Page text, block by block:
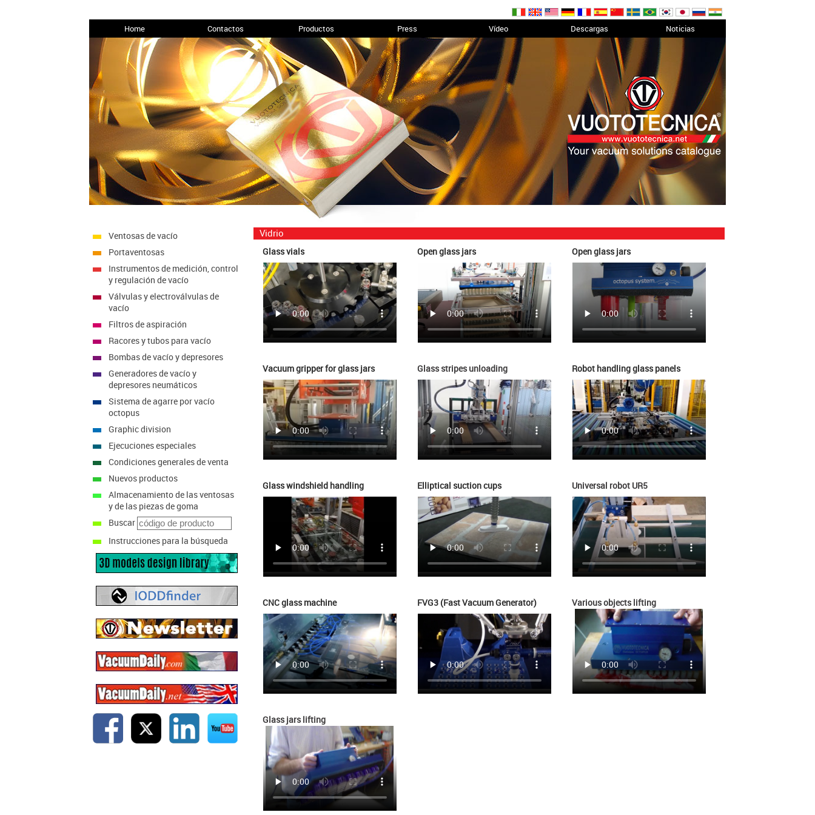
Home Contactos Productos Press Vídeo Descargas Noticias
Ventosas de vacío
Portaventosas
Instrumentos de medición, control
y regulación de vacío
Válvulas y electroválvulas de
vacío
Filtros de aspiración
Racores y tubos para vacío
Bombas de vacío y depresores
Generadores de vacío y
depresores neumáticos
Sistema de agarre por vacío
octopus
Graphic division
Ejecuciones especiales
Condiciones generales de venta
Nuevos productos
Almacenamiento de las ventosas
y de las piezas de goma
Buscar
Instrucciones para la búsqueda
Vidrio
Glass vials Open glass jars Open glass jars
Vacuum gripper for glass jars Glass stripes unloading Robot handling glass panels
Glass windshield handling Elliptical suction cups Universal robot UR5
CNC glass machine FVG3 (Fast Vacuum Generator) Various objects lifting
Glass jars lifting